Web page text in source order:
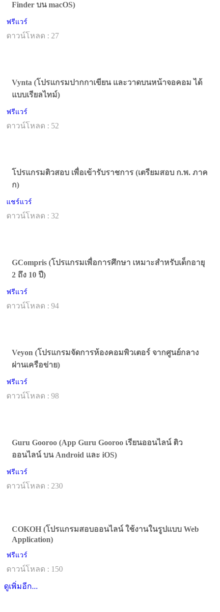
Finder บน macOS)
ฟรีแวร์
ดาวน์โหลด : 27
Vynta (โปรแกรมปากกาเขียน และวาดบนหน้าจอคอม ได้
แบบเรียลไทม์)
ฟรีแวร์
ดาวน์โหลด : 52
โปรแกรมติวสอบ เพื่อเข้ารับราชการ (เตรียมสอบ ก.พ. ภาค
ก)
แชร์แวร์
ดาวน์โหลด : 32
GCompris (โปรแกรมเพื่อการศึกษา เหมาะสำหรับเด็กอายุ
2 ถึง 10 ปี)
ฟรีแวร์
ดาวน์โหลด : 94
Veyon (โปรแกรมจัดการห้องคอมพิวเตอร์ จากศูนย์กลาง
ผ่านเครือข่าย)
ฟรีแวร์
ดาวน์โหลด : 98
Guru Gooroo (App Guru Gooroo เรียนออนไลน์ ติว
ออนไลน์ บน Android และ iOS)
ฟรีแวร์
ดาวน์โหลด : 230
COKOH (โปรแกรมสอบออนไลน์ ใช้งานในรูปแบบ Web
Application)
ฟรีแวร์
ดาวน์โหลด : 150
ดูเพิ่มอีก...